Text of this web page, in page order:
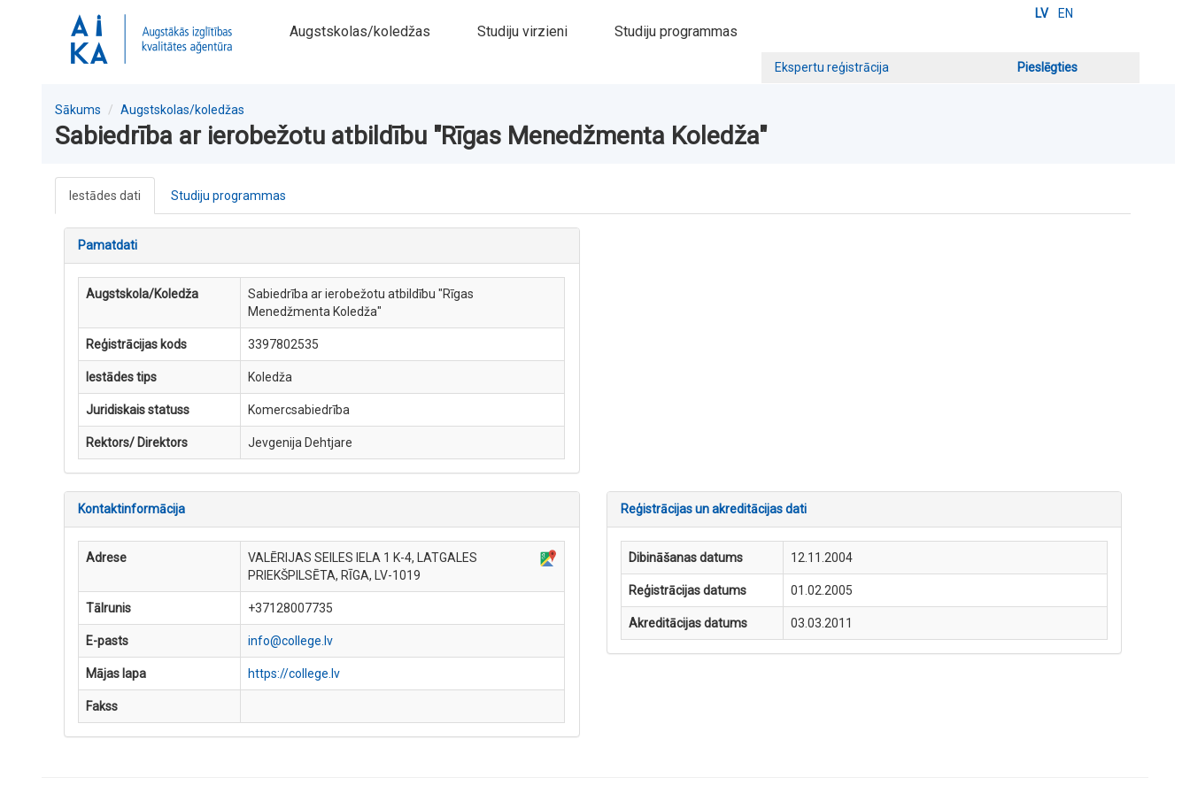
LV EN
Augstskolas/koledžas Studiju virzieni Studiju programmas
Ekspertu reģistrācija Pieslēgties
Sākums Augstskolas/koledžas
Sabiedrība ar ierobežotu atbildību "Rīgas Menedžmenta Koledža"
Iestādes dati Studiju programmas
Pamatdati
Augstskola/Koledža
Sabiedrība ar ierobežotu atbildību "Rīgas
Menedžmenta Koledža"
Reģistrācijas kods 3397802535
Iestādes tips Koledža
Juridiskais statuss Komercsabiedrība
Rektors/ Direktors Jevgenija Dehtjare
Kontaktinformācija
Adrese
VALĒRIJAS SEILES IELA 1 K-4, LATGALES
PRIEKŠPILSĒTA, RĪGA, LV-1019
Tālrunis +37128007735
E-pasts info@college.lv
Mājas lapa https://college.lv
Fakss
Reģistrācijas un akreditācijas dati
Dibināšanas datums 12.11.2004
Reģistrācijas datums 01.02.2005
Akreditācijas datums 03.03.2011